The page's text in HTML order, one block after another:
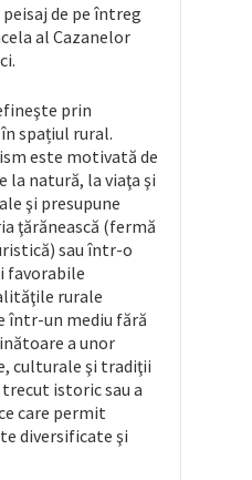
de pe întreg
al Cazanelor
prin
spațiul rural.
este motivată de
la natură, la viaţa şi
şi presupune
ţărănească (fermă
sau într-o
favorabile
rurale
într-un mediu fără
a unor
culturale şi tradiţii
istoric sau a
care permit
diversificate şi